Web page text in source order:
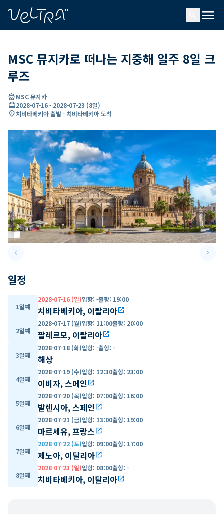
menu
MSC 뮤지카로 떠나는 지중해 일주 8일 크
루즈
directions_boatMSC 뮤지카
card_travel2028-07-16- 2028-07-23 (8일)
location_on치비타베키아 출발 - 치비타베키아 도착
keyboard_arrow_leftPrevious slide keyboard_arrow_right
일정
1일째
2028-07-16 (일)입항: -출항: 19:00
치비타베키아, 이탈리아open_in_new
2일째
2028-07-17 (월)입항: 11:00출항: 20:00
팔레르모, 이탈리아open_in_new
3일째
2028-07-18 (화)입항: -출항: -
해상
4일째
2028-07-19 (수)입항: 12:30출항: 23:00
이비자, 스페인open_in_new
5일째
2028-07-20 (목)입항: 07:00출항: 16:00
발렌시아, 스페인open_in_new
6일째
2028-07-21 (금)입항: 13:00출항: 19:00
마르세유, 프랑스open_in_new
7일째
2028-07-22 (토)입항: 09:00출항: 17:00
제노아, 이탈리아open_in_new
8일째
2028-07-23 (일)입항: 08:00출항: -
치비타베키아, 이탈리아open_in_new